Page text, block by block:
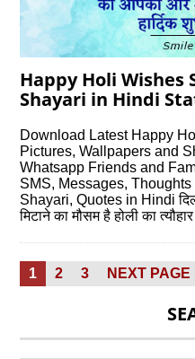
Happy Holi Wishes
Shayari in Hindi
Download Latest Happy
Pictures, Wallpapers and
Whatsapp Friends and
SMS, Messages,
Shayari, Quotes in Hindi
मिटाने का मौसम है होली का
Posts
pagination
PAGE
1 PAGE
2 PAGE
3 NEXT PAGE